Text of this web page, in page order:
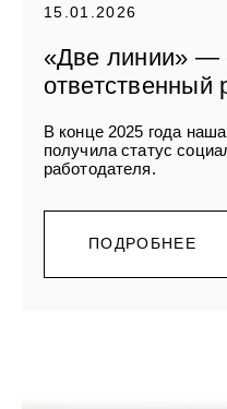
15.01.2026
«Две линии» —
ответственный
В конце 2025 года
получила статус
работодателя.
ПОДРОБНЕЕ